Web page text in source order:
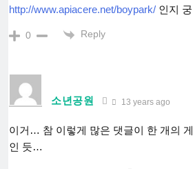
http://www.apiacere.net/boypark/ 인지
0 Reply
소년공원 13 years ago
이거… 참 이렇게 많은 댓글이 한 개의
인 듯…